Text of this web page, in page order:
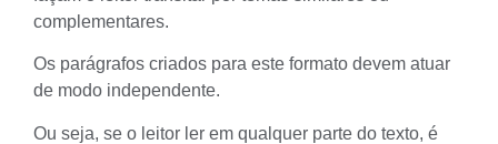
complementares.
Os parágrafos criados para este formato devem atuar
de modo independente.
Ou seja, se o leitor ler em qualquer parte do texto, é